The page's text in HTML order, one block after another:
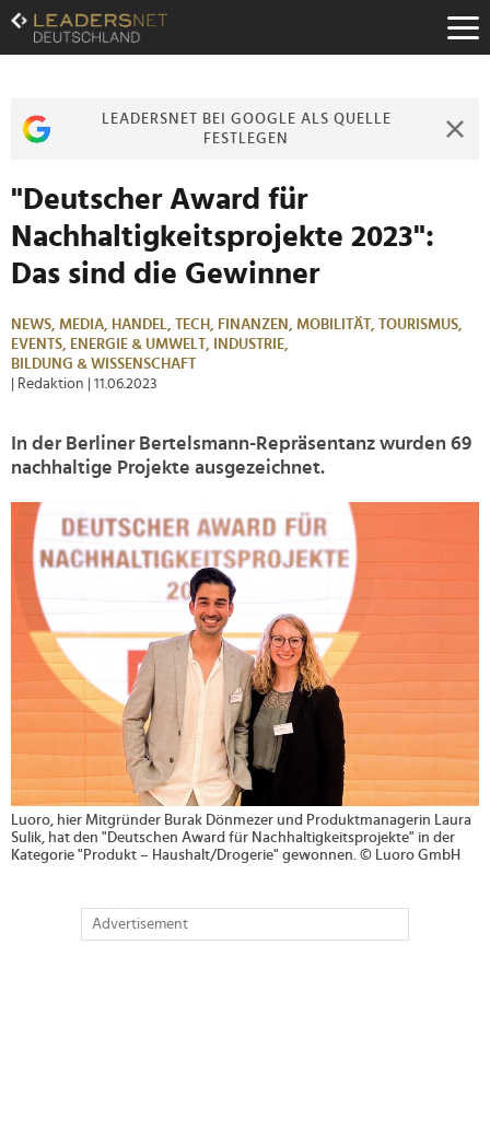
Zum
Inhalt
Zur
Zur
LEADERSNET BEI GOOGLE ALS QUELLE
FESTLEGEN
"Deutscher Award für
Nachhaltigkeitsprojekte 2023":
Das sind die Gewinner
NEWS, MEDIA, HANDEL, TECH, FINANZEN, MOBILITÄT,
TOURISMUS,
EVENTS, ENERGIE & UMWELT,
INDUSTRIE,
BILDUNG & WISSENSCHAFT
| Redaktion
| 11.06.2023
In der Berliner Bertelsmann-Repräsentanz wurden 69
nachhaltige Projekte ausgezeichnet.
Luoro, hier Mitgründer Burak Dönmezer und Produktmanagerin Laura
Sulik, hat den "Deutschen Award für Nachhaltigkeitsprojekte" in der
Kategorie "Produkt – Haushalt/Drogerie" gewonnen. © Luoro GmbH
Advertisement